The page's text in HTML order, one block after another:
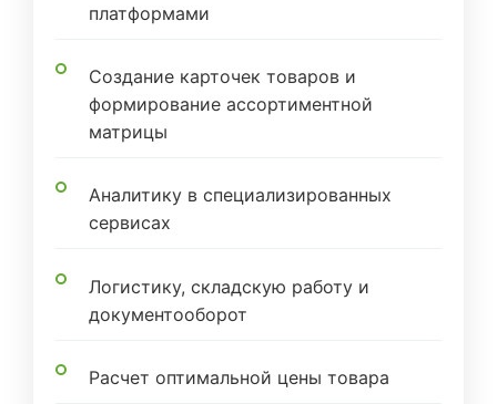
платформами
Создание карточек товаров и
формирование ассортиментной
матрицы
Аналитику в специализированных
сервисах
Логистику, складскую работу и
документооборот
Расчет оптимальной цены товара